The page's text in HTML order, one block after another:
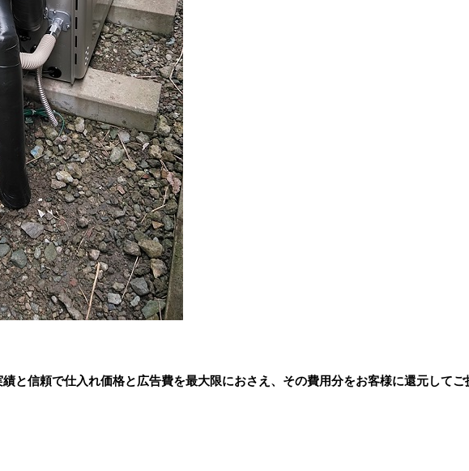
と信頼で仕入れ価格と広告費を最大限におさえ、その費用分をお客様に還元してご